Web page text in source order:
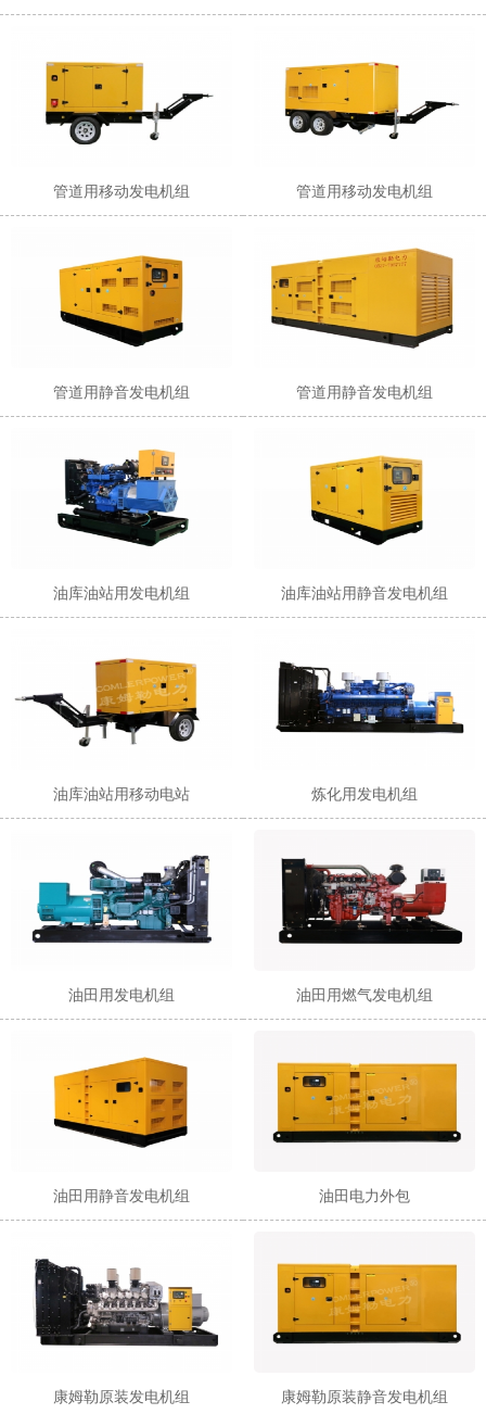
管道用移动发电机组 管道用移动发电机组
管道用静音发电机组 管道用静音发电机组
油库油站用发电机组 油库油站用静音发电机组
油库油站用移动电站 炼化用发电机组
油田用发电机组 油田用燃气发电机组
油田用静音发电机组 油田电力外包
康姆勒原装发电机组 康姆勒原装静音发电机组